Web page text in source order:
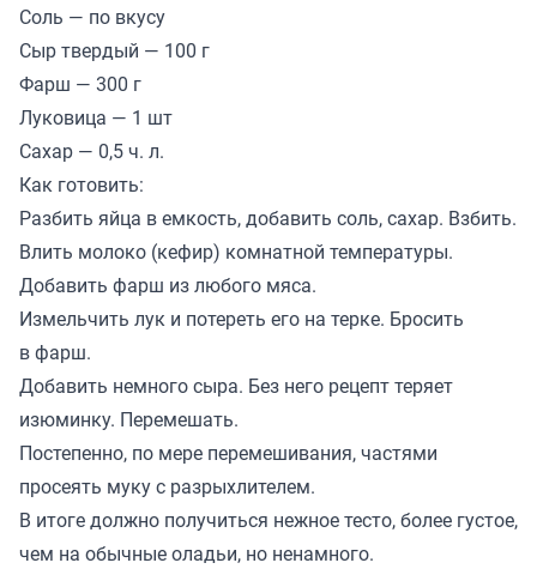
Соль — по вкусу
Сыр твердый — 100 г
Фарш — 300 г
Луковица — 1 шт
Сахар — 0,5 ч. л.
Как готовить:
Разбить яйца в емкость, добавить соль, сахар. Взбить.
Влить молоко (кефир) комнатной температуры.
Добавить фарш из любого мяса.
Измельчить лук и потереть его на терке. Бросить
в фарш.
Добавить немного сыра. Без него рецепт теряет
изюминку. Перемешать.
Постепенно, по мере перемешивания, частями
просеять муку с разрыхлителем.
В итоге должно получиться нежное тесто, более густое,
чем на обычные оладьи, но ненамного.